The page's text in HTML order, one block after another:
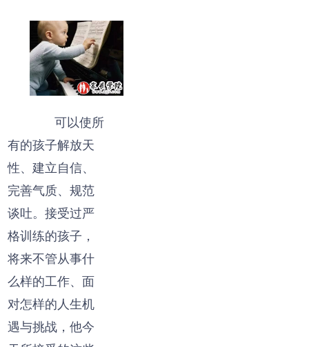
可以使所
有的孩子解放天
性、建立自信、
完善气质、规范
谈吐。接受过严
格训练的孩子，
将来不管从事什
么样的工作、面
对怎样的人生机
遇与挑战，他今